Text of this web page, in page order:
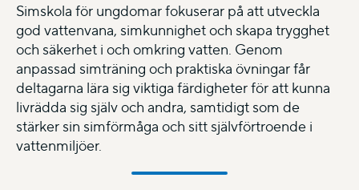
Simskola för ungdomar fokuserar på att utveckla
god vattenvana, simkunnighet och skapa trygghet
och säkerhet i och omkring vatten. Genom
anpassad simträning och praktiska övningar får
deltagarna lära sig viktiga färdigheter för att kunna
livrädda sig själv och andra, samtidigt som de
stärker sin simförmåga och sitt självförtroende i
vattenmiljöer.